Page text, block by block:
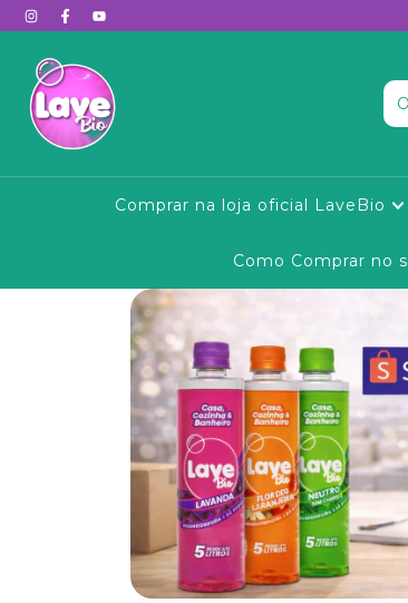
Comprar na loja oficial LaveBio
Como Comprar no